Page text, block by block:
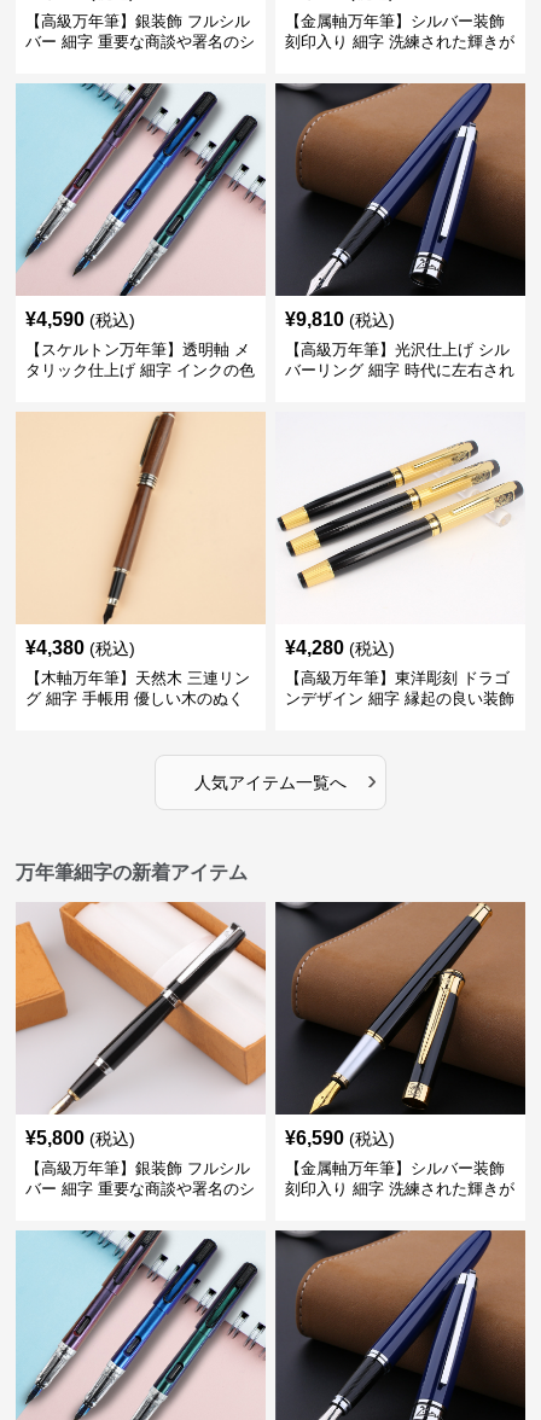
【高級万年筆】銀装飾 フルシル
バー 細字 重要な商談や署名のシ
てくれる
【金属軸万年筆】シルバー装飾
刻印入り 細字 洗練された輝きが
¥4,590 (税込)
【スケルトン万年筆】透明軸 メ
タリック仕上げ 細字 インクの色
する
¥9,810 (税込)
【高級万年筆】光沢仕上げ シル
バーリング 細字 時代に左右され
¥4,380 (税込)
【木軸万年筆】天然木 三連リン
グ 細字 手帳用 優しい木のぬく
¥4,280 (税込)
【高級万年筆】東洋彫刻 ドラゴ
ンデザイン 細字 縁起の良い装飾
人気アイテム一覧へ ›
万年筆細字の新着アイテム
¥5,800 (税込)
【高級万年筆】銀装飾 フルシル
バー 細字 重要な商談や署名のシ
てくれる
¥6,590 (税込)
【金属軸万年筆】シルバー装飾
刻印入り 細字 洗練された輝きが